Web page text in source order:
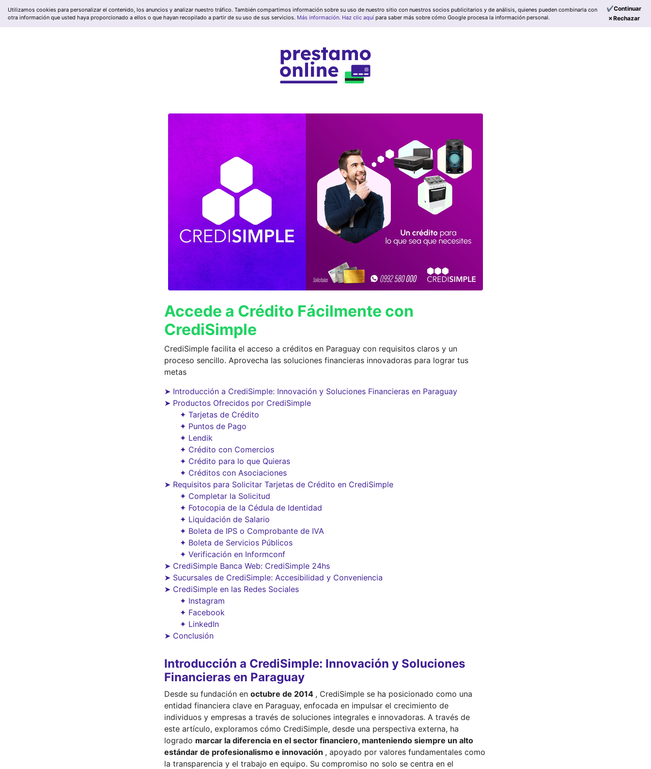
Utilizamos cookies para personalizar el contenido, los anuncios y analizar nuestro tráfico. También compartimos información sobre su uso de nuestro sitio con nuestros socios publicitarios y de análisis, quienes pueden combinarla con
otra información que usted haya proporcionado a ellos o que hayan recopilado a partir de su uso de sus servicios. Más información. Haz clic aquí para saber más sobre cómo Google procesa la información personal.
✔Continuar
✗Rechazar
Accede a Crédito Fácilmente con
CrediSimple
CrediSimple facilita el acceso a créditos en Paraguay con requisitos claros y un
proceso sencillo. Aprovecha las soluciones financieras innovadoras para lograr tus
metas
➤ Introducción a CrediSimple: Innovación y Soluciones Financieras en Paraguay
➤ Productos Ofrecidos por CrediSimple
✦ Tarjetas de Crédito
✦ Puntos de Pago
✦ Lendik
✦ Crédito con Comercios
✦ Crédito para lo que Quieras
✦ Créditos con Asociaciones
➤ Requisitos para Solicitar Tarjetas de Crédito en CrediSimple
✦ Completar la Solicitud
✦ Fotocopia de la Cédula de Identidad
✦ Liquidación de Salario
✦ Boleta de IPS o Comprobante de IVA
✦ Boleta de Servicios Públicos
✦ Verificación en Informconf
➤ CrediSimple Banca Web: CrediSimple 24hs
➤ Sucursales de CrediSimple: Accesibilidad y Conveniencia
➤ CrediSimple en las Redes Sociales
✦ Instagram
✦ Facebook
✦ LinkedIn
➤ Conclusión
Introducción a CrediSimple: Innovación y Soluciones
Financieras en Paraguay
Desde su fundación en octubre de 2014 , CrediSimple se ha posicionado como una
entidad financiera clave en Paraguay, enfocada en impulsar el crecimiento de
individuos y empresas a través de soluciones integrales e innovadoras. A través de
este artículo, exploramos cómo CrediSimple, desde una perspectiva externa, ha
logrado marcar la diferencia en el sector financiero, manteniendo siempre un alto
estándar de profesionalismo e innovación , apoyado por valores fundamentales como
la transparencia y el trabajo en equipo. Su compromiso no solo se centra en el